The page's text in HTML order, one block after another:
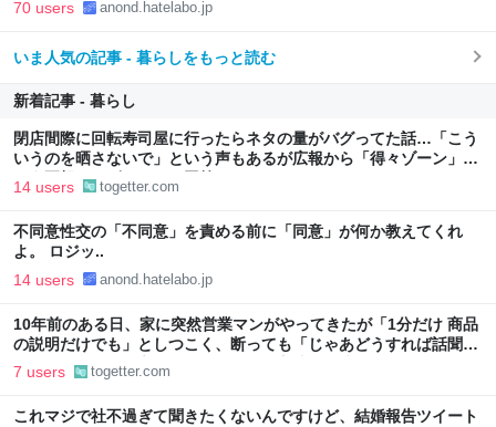
70 users anond.hatelabo.jp
いま人気の記事 - 暮らしをもっと読む
新着記事 - 暮らし
閉店間際に回転寿司屋に行ったらネタの量がバグってた話…「こう
いうのを晒さないで」という声もあるが広報から「得々ゾーン」と
いう正規サービスだとの回答も
14 users togetter.com
不同意性交の「不同意」を責める前に「同意」が何か教えてくれ
よ。 ロジッ..
14 users anond.hatelabo.jp
10年前のある日、家に突然営業マンがやってきたが「1分だけ 商品
の説明だけでも」としつこく、断っても「じゃあどうすれば話聞い
てくれますか」と言われたので、ある方法で解決することに
7 users togetter.com
これマジで社不過ぎて聞きたくないんですけど、結婚報告ツイート